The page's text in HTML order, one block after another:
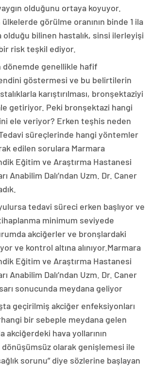
olduğunu ortaya koyuyor.
görülme oranının binde 1 ila
olduğu bilinen hastalık, sinsi ilerleyişi
risk teşkil ediyor.
dönemde genellikle hafif
göstermesi ve bu belirtilerin
karıştırılması, bronşektaziyi
getiriyor. Peki bronşektazi hangi
ele veriyor? Erken teşhis neden
süreçlerinde hangi yöntemler
edilen sorulara Marmara
Eğitim ve Araştırma Hastanesi
Anabilim Dalı’ndan Uzm. Dr. Caner
tedavi süreci erken başlıyor ve
minimum seviyede
akciğerler ve bronşlardaki
ve kontrol altına alınıyor.Marmara
Eğitim ve Araştırma Hastanesi
Anabilim Dalı’ndan Uzm. Dr. Caner
sonucunda meydana geliyor
geçirilmiş akciğer enfeksiyonları
bir sebeple meydana gelen
akciğerdeki hava yollarının
dönüşümsüz olarak genişlemesi ile
sorunu” diye sözlerine başlayan